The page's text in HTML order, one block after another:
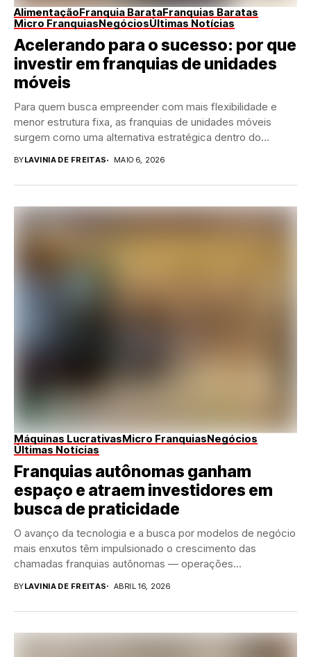
AlimentaçãoFranquia BarataFranquias Baratas
Micro FranquiasNegóciosÚltimas Notícias
Acelerando para o sucesso: por que
investir em franquias de unidades
móveis
Para quem busca empreender com mais flexibilidade e
menor estrutura fixa, as franquias de unidades móveis
surgem como uma alternativa estratégica dentro do...
BYLAVINIA DE FREITAS MAIO 6, 2026
Máquinas LucrativasMicro FranquiasNegócios
Últimas Notícias
Franquias autônomas ganham
espaço e atraem investidores em
busca de praticidade
O avanço da tecnologia e a busca por modelos de negócio
mais enxutos têm impulsionado o crescimento das
chamadas franquias autônomas — operações...
BYLAVINIA DE FREITAS ABRIL 16, 2026